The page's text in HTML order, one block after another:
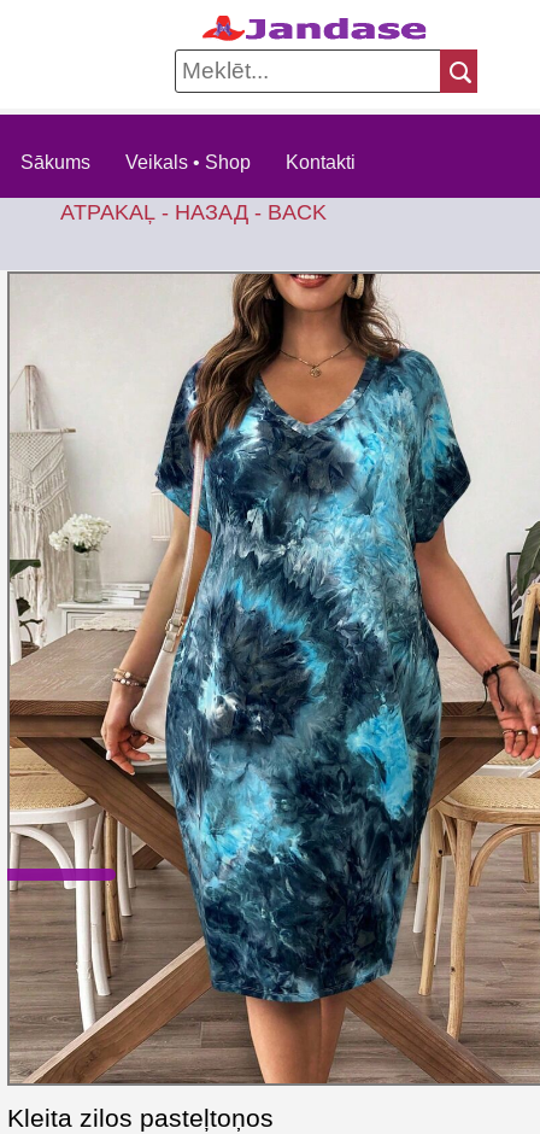
Sākums Veikals • Shop Kontakti
ATPAKAĻ - НАЗАД - BACK
Kleita zilos pasteļtoņos